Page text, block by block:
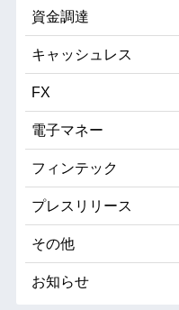
資金調達
キャッシュレス
FX
電子マネー
フィンテック
プレスリリース
その他
お知らせ